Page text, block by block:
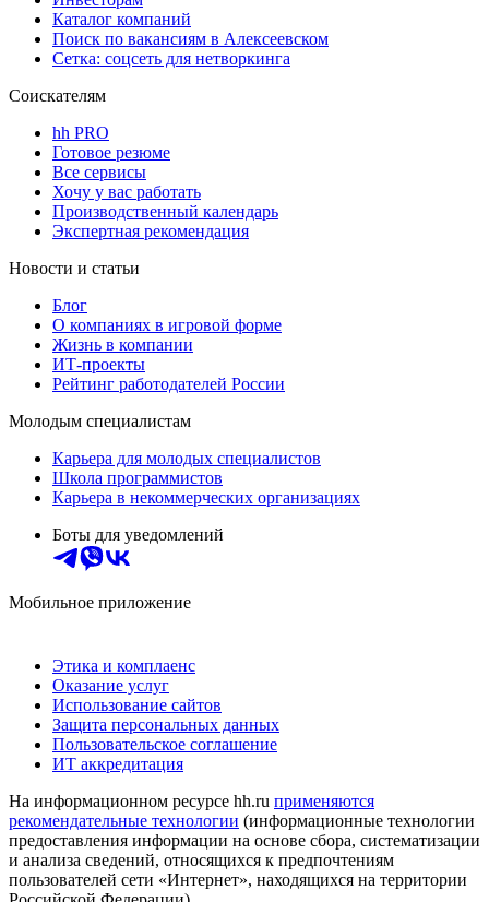
Каталог компаний
Поиск по вакансиям в Алексеевском
Сетка: соцсеть для нетворкинга
Соискателям
hh PRO
Готовое резюме
Все сервисы
Хочу у вас работать
Производственный календарь
Экспертная рекомендация
Новости и статьи
Блог
О компаниях в игровой форме
Жизнь в компании
ИТ-проекты
Рейтинг работодателей России
Молодым специалистам
Карьера для молодых специалистов
Школа программистов
Карьера в некоммерческих организациях
Боты для уведомлений
Мобильное приложение
Этика и комплаенс
Оказание услуг
Использование сайтов
Защита персональных данных
Пользовательское соглашение
ИТ аккредитация
На информационном ресурсе hh.ru применяются
рекомендательные технологии (информационные технологии
предоставления информации на основе сбора, систематизации
и анализа сведений, относящихся к предпочтениям
пользователей сети «Интернет», находящихся на территории